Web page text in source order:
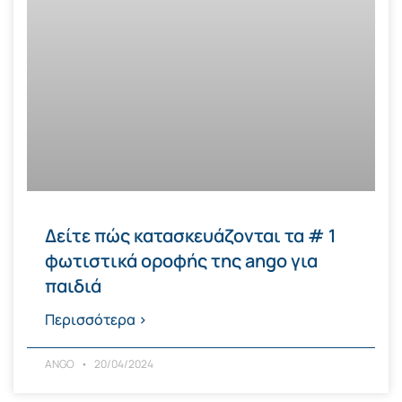
Δείτε πώς κατασκευάζονται τα # 1
φωτιστικά οροφής της ango για
παιδιά
Περισσότερα >
ANGO 20/04/2024